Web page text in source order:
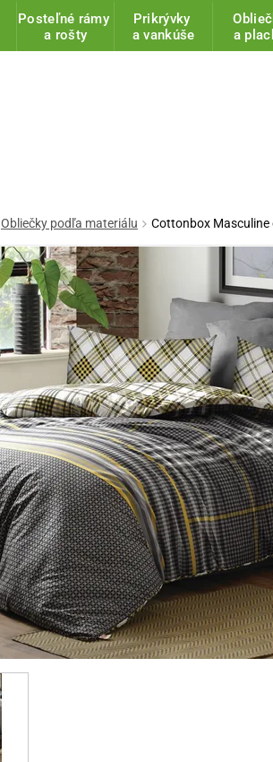
Posteľné rámy
a rošty
Prikrývky
a vankúše
a
Obliečky podľa materiálu Cottonbox Masculine